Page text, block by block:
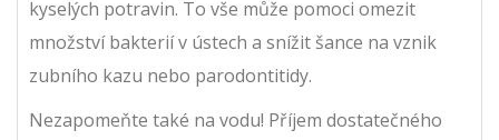
kyselých potravin. To vše může pomoci omezit
množství bakterií v ústech a snížit šance na vznik
zubního kazu nebo parodontitidy.
Nezapomeňte také na vodu! Příjem dostatečného